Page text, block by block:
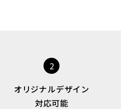
2
オリジナルデザイン
対応可能